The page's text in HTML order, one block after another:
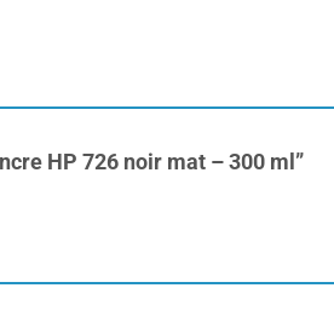
HP 726 noir mat – 300 ml”